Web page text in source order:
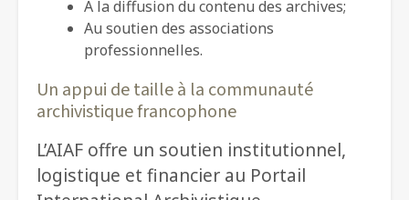
À la diffusion du contenu des archives;
Au soutien des associations
professionnelles.
Un appui de taille à la communauté
archivistique francophone
L’AIAF offre un soutien institutionnel,
logistique et financier au Portail